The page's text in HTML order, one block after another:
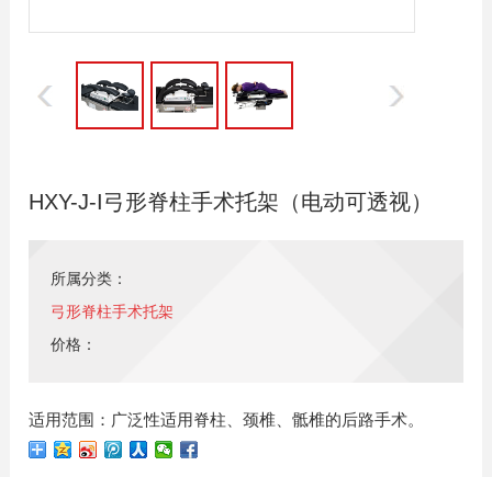
HXY-J-I弓形脊柱手术托架（电动可透视）
所属分类：
弓形脊柱手术托架
价格：
适用范围：广泛性适用脊柱、颈椎、骶椎的后路手术。